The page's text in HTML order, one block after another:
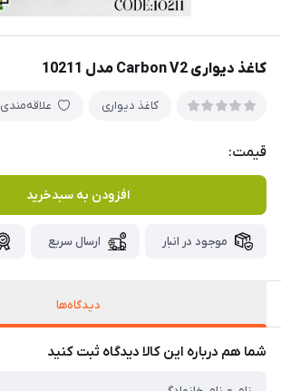
کاغذ دیواری Carbon V2 مدل 10211
کاغذ دیواری علاقه‌مندی
قیمت:
افزودن به سبدخرید
موجود در انبار ارسال سریع
دیدگاه‌ها
شما هم درباره این کالا دیدگاه ثبت کنید